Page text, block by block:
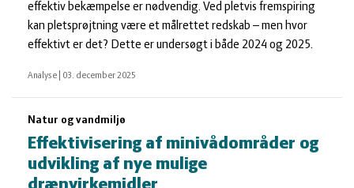
effektiv bekæmpelse er nødvendig. Ved pletvis fremspiring
kan pletsprøjtning være et målrettet redskab – men hvor
effektivt er det? Dette er undersøgt i både 2024 og 2025.
Analyse 03. december 2025
Natur og vandmiljø
Effektivisering af minivådområder og
udvikling af nye mulige